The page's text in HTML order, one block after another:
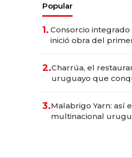
Popular
1. Consorcio
inició obra del
millones
2.Charrúa, el
uruguayo que
anticipación y
3.Malabrigo Yarn: así
multinacional